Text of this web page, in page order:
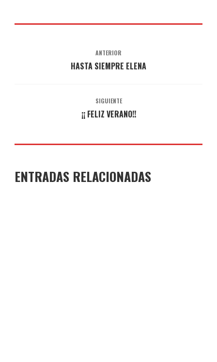
ANTERIOR
HASTA SIEMPRE ELENA
SIGUIENTE
¡¡ FELIZ VERANO!!
ENTRADAS RELACIONADAS